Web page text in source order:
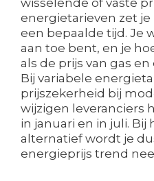
energietarieven zet je
een bepaalde tijd. Je
aan toe bent, en je
als de prijs van gas
Bij variabele
prijszekerheid bij
wijzigen leveranciers
in januari en in juli. Bij
alternatief wordt je
energieprijs trend